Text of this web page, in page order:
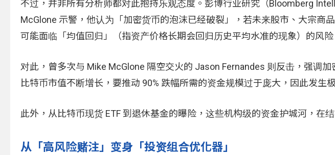
不过，并非所有分析师都对此抱持乐观态度。彭博行业研究（Bloomberg
McGlone 示警，他认为「加密货币的泡沫已经破裂」，若未来股市、大宗商
可能面临「均值回归」（指资产价格长期会回归历史平均水准的现象）的风险
对此，曾多次与 Mike McGlone 隔空交火的 Jason Fernandes 则反击，强调
比特币市值不断增长，要推动 90% 跌幅所需的资金规模过于庞大，因此发生
此外，从比特币现货 ETF 到退休基金的曝险，这些机构级的资金护城河，在
从「高风险赌注」变身「投资组合优化器」